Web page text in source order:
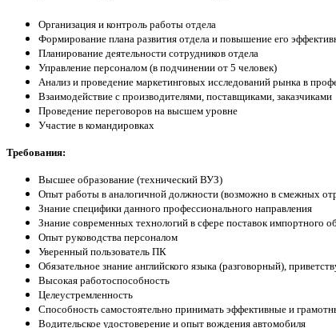
Организация и контроль работы отдела
Формирование плана развития отдела и повышение его
Планирование деятельности сотрудников отдела
Управление персоналом (в подчинении от 5 человек)
Анализ и проведение маркетинговых исследований рынка в
Взаимодействие с производителями, поставщиками, заказчиками
Проведение переговоров на высшем уровне
Участие в командировках
Требования:
Высшее образование (технический ВУЗ)
Опыт работы в аналогичной должности (возможно в смежных
Знание специфики данного профессионального направления
Знание современных технологий в сфере поставок импортного
Опыт руководства персоналом
Уверенный пользователь ПК
Обязательное знание английского языка (разговорный),
Высокая работоспособность
Целеустремленность
Способность самостоятельно принимать эффективные и
Водительское удостоверение и опыт вождения автомобиля